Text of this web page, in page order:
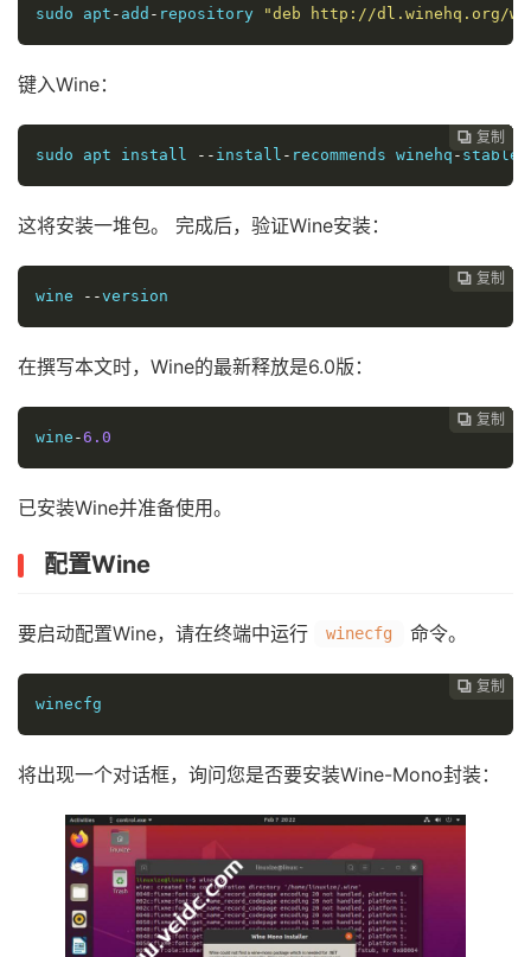
sudo apt - add - repository "deb http://dl.winehq.org/
键入Wine：
 复制
 复制
 复制
 复制
 复制
 复制
sudo apt install
-- install - recommends winehq - stable
这将安装一堆包。 完成后，验证Wine安装：
 复制
 复制
 复制
 复制
 复制
wine
--version
在撰写本文时，Wine的最新释放是6.0版：
 复制
 复制
 复制
 复制
wine -6.0
已安装Wine并准备使用。
配置Wine
要启动配置Wine，请在终端中运行 winecfg 命令。
 复制
 复制
 复制
winecfg
将出现一个对话框，询问您是否要安装Wine-Mono封装：